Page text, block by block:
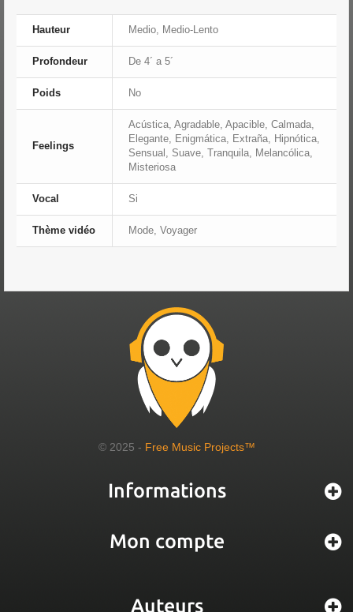
Hauteur Medio, Medio-Lento
Profondeur De 4´ a 5´
Poids No
Feelings
Acústica, Agradable, Apacible, Calmada,
Elegante, Enigmática, Extraña, Hipnótica,
Sensual, Suave, Tranquila, Melancólica,
Misteriosa
Vocal Si
Thème vidéo Mode, Voyager
© 2025 - Free Music Projects™
Informations
Mon compte
Auteurs